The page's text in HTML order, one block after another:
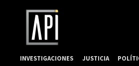
INVESTIGACIONES JUSTICIA